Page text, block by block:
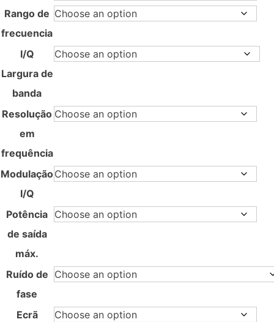
Rango de
frecuencia
I/Q
Largura de
banda
Resolução
em
frequência
Modulação
I/Q
Potência
de saída
máx.
Ruído de
fase
Ecrã